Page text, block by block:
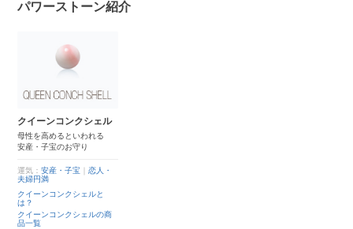
パワーストーン紹介
クイーンコンクシェル
母性を高めるといわれる
安産・子宝のお守り
運気：安産・子宝 ｜恋人・
夫婦円満
クイーンコンクシェルと
は？
クイーンコンクシェルの商
品一覧